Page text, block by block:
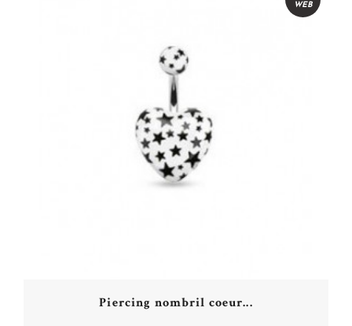
WEB
Piercing nombril coeur...